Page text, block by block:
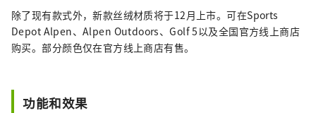
除了现有款式外，新款丝绒材质将于12月上市。可在Sports
Depot Alpen、Alpen Outdoors、Golf 5以及全国官方线上商店
购买。部分颜色仅在官方线上商店有售。
功能和效果